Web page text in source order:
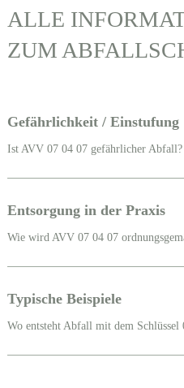
ALLE
ZUM
Gefährlichkeit / Einstufung
Ist AVV 07 04 07 gefährlicher Abfall?
Entsorgung in der Praxis
Wie wird AVV 07 04 07
Typische Beispiele
Wo entsteht Abfall mit dem Schlüssel